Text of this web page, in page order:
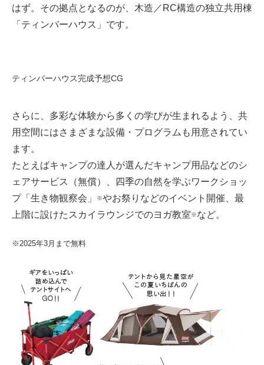
はず。その拠点となるのが、木造／RC構造の独立共用棟
「ティンバーハウス」です。
ティンバーハウス完成予想CG
さらに、多彩な体験から多くの学びが生まれるよう、共
用空間にはさまざまな設備・プログラムも用意されてい
ます。
たとえばキャンプの達人が選んだキャンプ用品などのシ
ェアサービス（無償）、四季の自然を学ぶワークショッ
プ「生き物観察会」
※やお祭りなどのイベント開催、最
上階に設けたスカイラウンジでのヨガ教室※など。
※2025年3月まで無料